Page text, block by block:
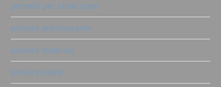
pennelli per chalk paint
polvere antichizzante
polvere materica
polvere salina